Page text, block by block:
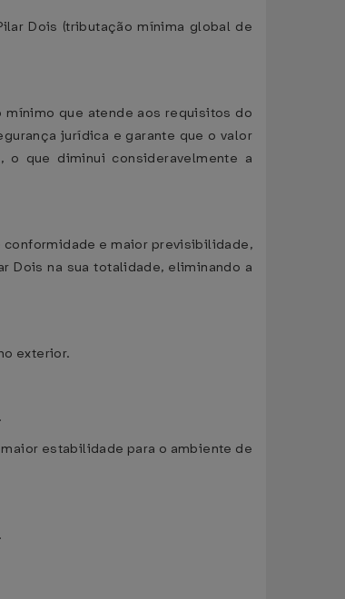
Dois (tributação mínima global de
que atende aos requisitos do
jurídica e garante que o valor
que diminui consideravelmente a
conformidade e maior previsibilidade,
Dois na sua totalidade, eliminando a
exterior.
estabilidade para o ambiente de
.